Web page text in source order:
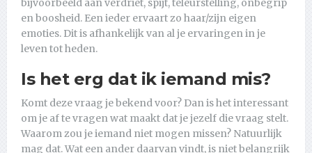
bijvoorbeeld aan verdriet, spijt, teleurstelling, onbegrip
en boosheid. Een ieder ervaart zo haar/zijn eigen
emoties. Dit is afhankelijk van al je ervaringen in je
leven tot heden.
Is het erg dat ik iemand mis?
Komt deze vraag je bekend voor? Dan is het interessant
om je af te vragen wat maakt dat je jezelf die vraag stelt.
Waarom zou je iemand niet mogen missen? Natuurlijk
mag dat. Wat een ander daarvan vindt, is niet belangrijk